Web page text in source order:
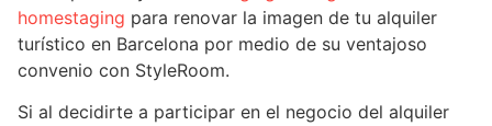
homestaging para renovar la imagen de tu alquiler
turístico en Barcelona por medio de su ventajoso
convenio con StyleRoom.
Si al decidirte a participar en el negocio del alquiler